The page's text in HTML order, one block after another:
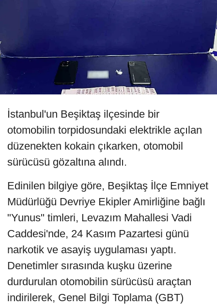
İstanbul'un Beşiktaş ilçesinde bir
otomobilin torpidosundaki elektrikle açılan
düzenekten kokain çıkarken, otomobil
sürücüsü gözaltına alındı.
Edinilen bilgiye göre, Beşiktaş İlçe Emniyet
Müdürlüğü Devriye Ekipler Amirliğine bağlı
"Yunus" timleri, Levazım Mahallesi Vadi
Caddesi'nde, 24 Kasım Pazartesi günü
narkotik ve asayiş uygulaması yaptı.
Denetimler sırasında kuşku üzerine
durdurulan otomobilin sürücüsü araçtan
indirilerek, Genel Bilgi Toplama (GBT)